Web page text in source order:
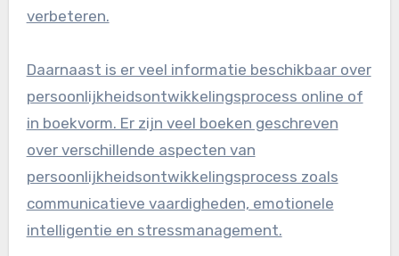
verbeteren.
Daarnaast is er veel informatie beschikbaar over
persoonlijkheidsontwikkelingsprocess online of
in boekvorm. Er zijn veel boeken geschreven
over verschillende aspecten van
persoonlijkheidsontwikkelingsprocess zoals
communicatieve vaardigheden, emotionele
intelligentie en stressmanagement.